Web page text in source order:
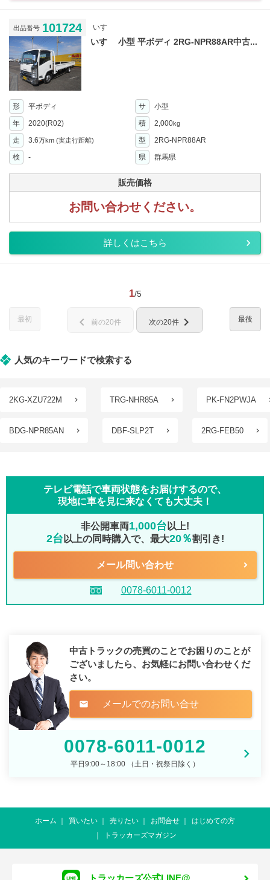
出品番号 101724 いすゞ
いすゞ 小型 平ボディ 2RG-NPR88AR中古...
形 平ボディ サ
小型
年
2020(R02) 積 2,000kg
走 3.6万km (実走行距離) 型
2RG-NPR88AR
検
- 県 群馬県
販売価格
お問い合わせください。
詳しくはこちら
1/5
最初 最後
chevron_left 前の20件 次の20件 chevron_right
人気のキーワードで検索する
2KG-XZU722M TRG-NHR85A PK-FN2PWJA
BDG-NPR85AN DBF-SLP2T 2RG-FEB50
テレビ電話で車両状態をお届けするので、
現地に車を見に来なくても大丈夫！
非公開車両1,000台 以上!
2台 以上の同時購入で、最大20％割引き!
メール問い合わせ
0078-6011-0012
中古トラックの売買のことでお困りのことが
ございましたら、 お気軽にお問い合わせくだ
さい。
mail メールでのお問い合せ
0078-6011-0012
平日9:00～18:00 （土日・祝祭日除く）
ホーム 買いたい 売りたい お問合せ
はじめての方
トラッカーズマガジン
トラッカーズ公式LINE@